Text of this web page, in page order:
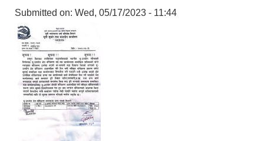
Submitted on: Wed, 05/17/2023 - 11:44